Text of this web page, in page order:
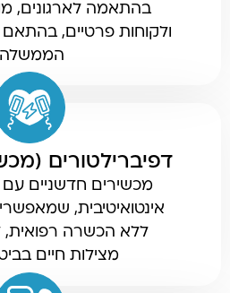
בהתאמה לארגונים,
ולקוחות פרטיים,
דפיברילטורים
מכשירים חדשניים
אינטואיטיבית,
ללא הכשרה רפואית,
מצילות חיים